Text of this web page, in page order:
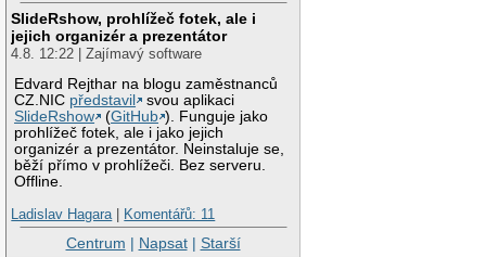
SlideRshow, prohlížeč fotek, ale i
jejich organizér a prezentátor
4.8. 12:22 | Zajímavý software
Edvard Rejthar na blogu zaměstnanců
CZ.NIC představil
svou aplikaci
SlideRshow
(GitHub ). Funguje jako
prohlížeč fotek, ale i jako jejich
organizér a prezentátor. Neinstaluje se,
běží přímo v prohlížeči. Bez serveru.
Offline.
Ladislav Hagara| Komentářů: 11
Centrum | Napsat| Starší